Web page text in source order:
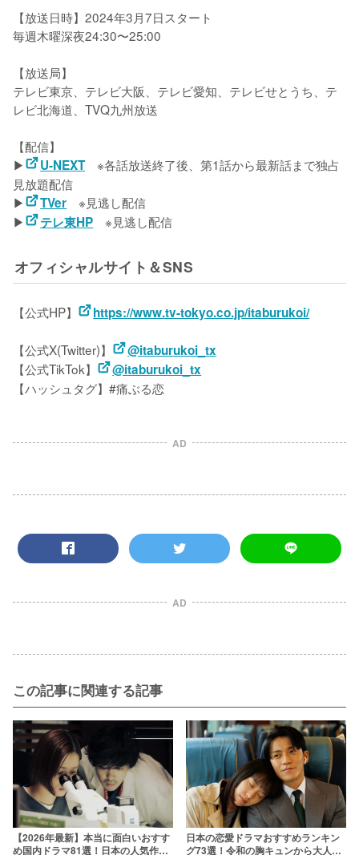
【放送日時】2024年3月7日スタート
毎週⽊曜深夜24:30〜25:00
【放送局】
テレビ東京、テレビ大阪、テレビ愛知、テレビせとうち、テ
レビ北海道、TVQ九州放送
【配信】
▶
U-NEXT ※各話放送終了後、第1話から最新話まで独占
⾒放題配信
▶
TVer ※見逃し配信
▶
テレ東HP ※見逃し配信
オフィシャルサイト＆SNS
【公式HP】 https://www.tv-tokyo.co.jp/itaburukoi/
【公式X(Twitter)】
@itaburukoi_tx
【公式TikTok】
@itaburukoi_tx
【ハッシュタグ】#痛ぶる恋
AD
AD
この記事に関連する記事
【2026年最新】本当に面白いおすす
め国内ドラマ81選！日本の人気作品
日本の恋愛ドラマおすすめランキン
グ73選！令和の胸キュンから大人向